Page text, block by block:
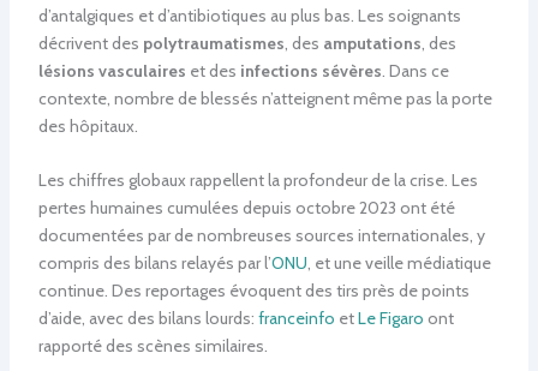
d’antalgiques et d’antibiotiques au plus bas. Les soignants
décrivent des polytraumatismes, des amputations, des
lésions vasculaires et des infections sévères. Dans ce
contexte, nombre de blessés n’atteignent même pas la porte
des hôpitaux.
Les chiffres globaux rappellent la profondeur de la crise. Les
pertes humaines cumulées depuis octobre 2023 ont été
documentées par de nombreuses sources internationales, y
compris des bilans relayés par l’ONU, et une veille médiatique
continue. Des reportages évoquent des tirs près de points
d’aide, avec des bilans lourds: franceinfo etLe Figaro ont
rapporté des scènes similaires.